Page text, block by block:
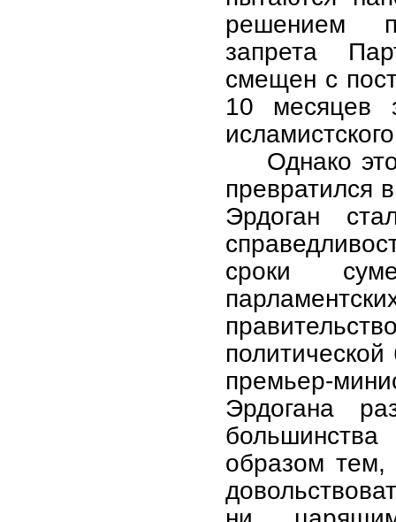
решением
запрета
смещен с
10 месяцев
Однако
превратился
Эрдоган
сроки
премьер-
Эрдогана
образом тем,